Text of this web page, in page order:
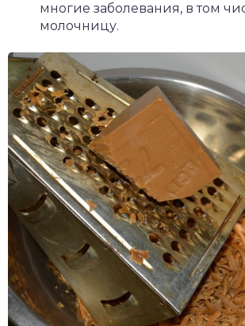
многие заболевания, в том
молочницу.